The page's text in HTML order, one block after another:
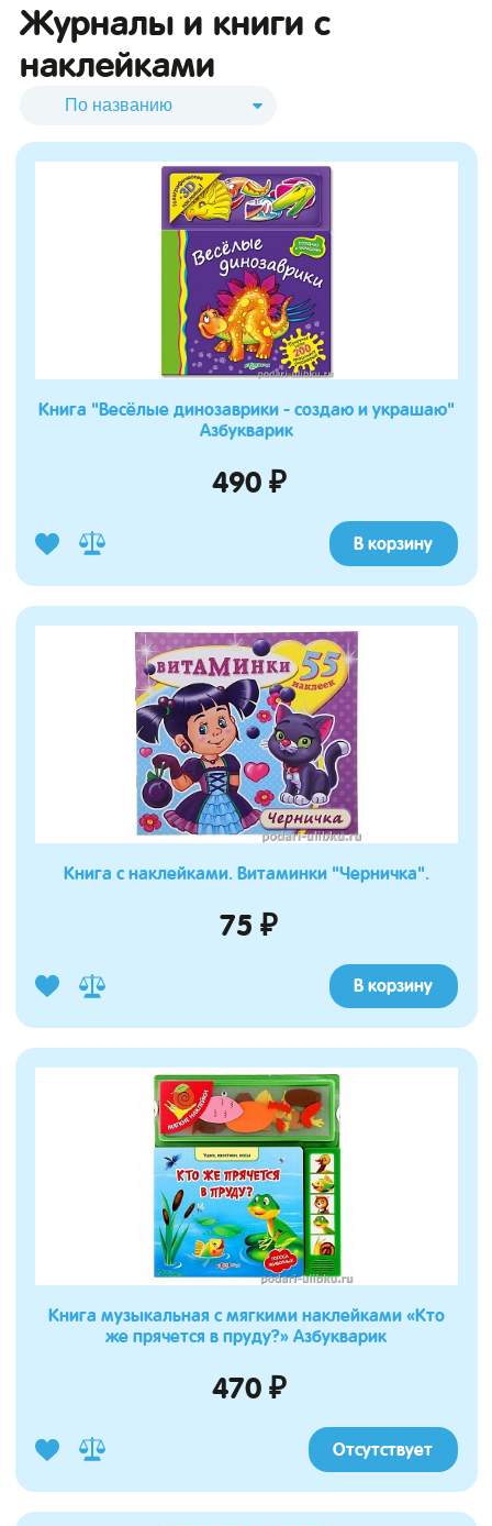
Журналы и книги с
наклейками
Книга "Весёлые динозаврики - создаю и украшаю"
Азбукварик
490 ₽
В корзину
Книга с наклейками. Витаминки "Черничка".
75 ₽
В корзину
Книга музыкальная с мягкими наклейками «Кто
же прячется в пруду?» Азбукварик
470 ₽
Отсутствует